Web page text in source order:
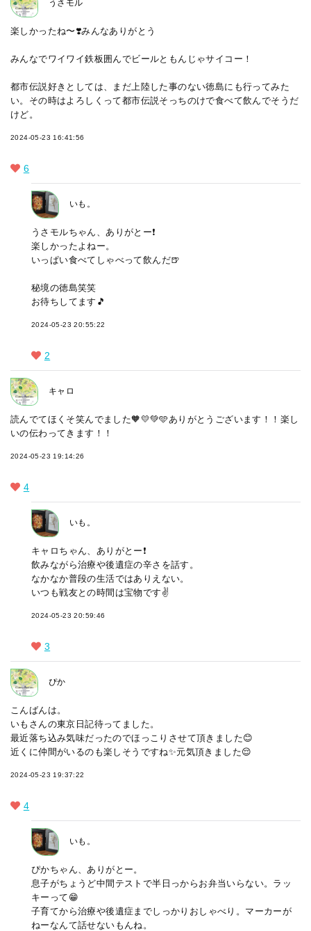
うさモル
楽しかったね〜❣️みんなありがとう
みんなでワイワイ鉄板囲んでビールともんじゃサイコー！
都市伝説好きとしては、まだ上陸した事のない徳島にも行ってみた
い。その時はよろしくって都市伝説そっちのけで食べて飲んでそうだ
けど。
2024-05-23 16:41:56
6
いも。
うさモルちゃん、ありがとー❗
楽しかったよねー。
いっぱい食べてしゃべって飲んだ🍺
秘境の徳島笑笑
お待ちしてます🎵
2024-05-23 20:55:22
2
キャロ
読んでてほくそ笑んでました🧡💛💚🩵ありがとうございます！！楽し
いの伝わってきます！！
2024-05-23 19:14:26
4
いも。
キャロちゃん、ありがとー❗
飲みながら治療や後遺症の辛さを話す。
なかなか普段の生活ではありえない。
いつも戦友との時間は宝物です✌️
2024-05-23 20:59:46
3
ぴか
こんばんは。
いもさんの東京日記待ってました。
最近落ち込み気味だったのでほっこりさせて頂きました😊
近くに仲間がいるのも楽しそうですね✨元気頂きました😌
2024-05-23 19:37:22
4
いも。
ぴかちゃん、ありがとー。
息子がちょうど中間テストで半日っからお弁当いらない。ラッ
キーって😁
子育てから治療や後遺症までしっかりおしゃべり。マーカーが
ねーなんて話せないもんね。